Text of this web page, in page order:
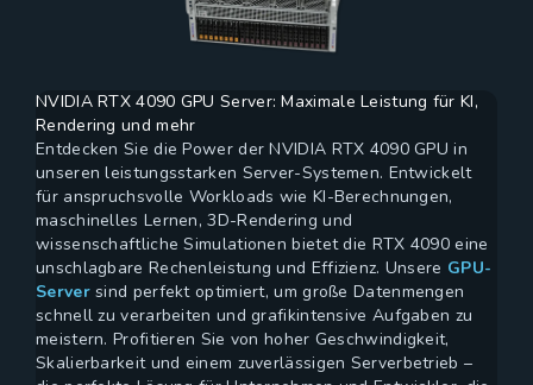
NVIDIA RTX 4090 GPU Server: Maximale Leistung für KI,
Rendering und mehr
Entdecken Sie die Power der NVIDIA RTX 4090 GPU in
unseren leistungsstarken Server-Systemen. Entwickelt
für anspruchsvolle Workloads wie KI-Berechnungen,
maschinelles Lernen, 3D-Rendering und
wissenschaftliche Simulationen bietet die RTX 4090 eine
unschlagbare Rechenleistung und Effizienz. Unsere GPU-
Serversind perfekt optimiert, um große Datenmengen
schnell zu verarbeiten und grafikintensive Aufgaben zu
meistern. Profitieren Sie von hoher Geschwindigkeit,
Skalierbarkeit und einem zuverlässigen Serverbetrieb –